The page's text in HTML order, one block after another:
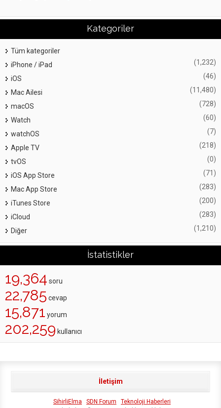
Kategoriler
Tüm kategoriler
iPhone / iPad
(1,232)
iOS (46)
Mac Ailesi (11,480)
macOS (728)
Watch (60)
watchOS (7)
Apple TV (218)
tvOS (0)
iOS App Store (71)
Mac App Store (283)
iTunes Store (200)
iCloud (283)
Diğer (1,210)
İstatistikler
19,364 soru
22,785 cevap
15,871 yorum
202,259 kullanıcı
İletişim
SihirliElma SDN Forum
Teknoloji Haberleri